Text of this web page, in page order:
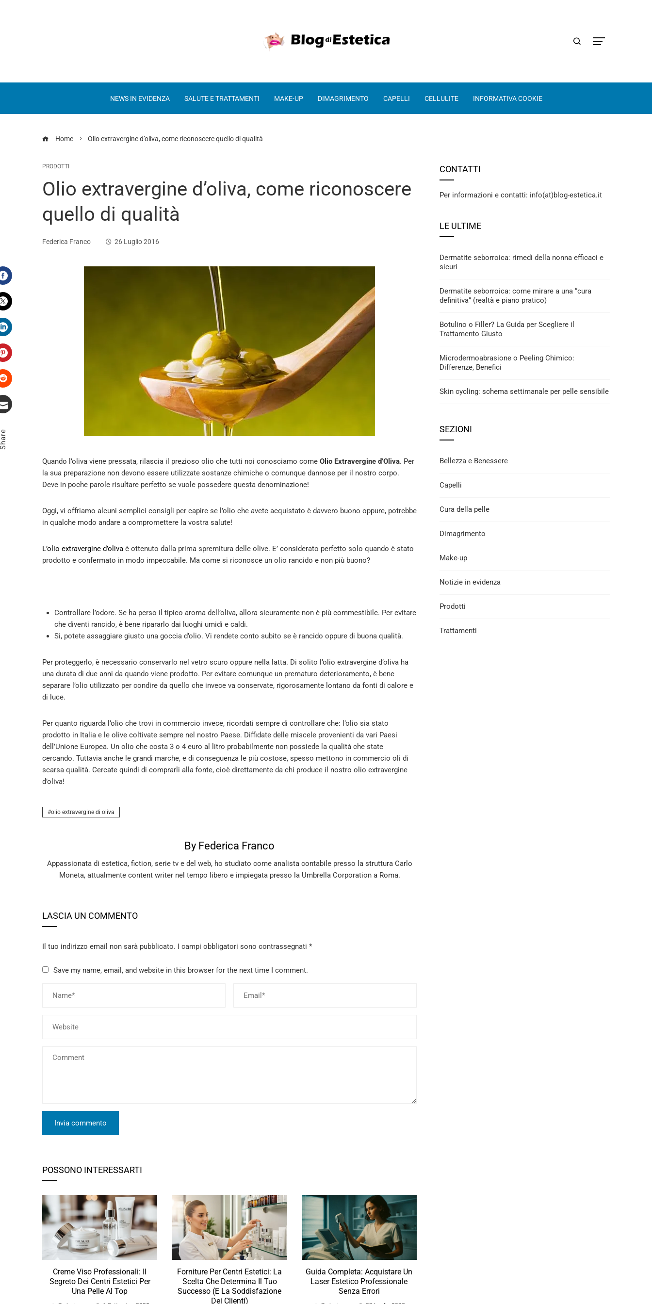
NEWS IN EVIDENZA SALUTE E TRATTAMENTI MAKE-UP DIMAGRIMENTO CAPELLI CELLULITE INFORMATIVA COOKIE
Home Olio extravergine d’oliva, come riconoscere quello di qualità
PRODOTTI
Olio extravergine d’oliva, come riconoscere
quello di qualità
Federica Franco 26 Luglio 2016
Facebook
Twitter
LinkedIn
Pinterest
Stumbleupon
Quando l’oliva viene pressata, rilascia il prezioso olio che tutti noi conosciamo come Olio Extravergine d’Oliva. Per
la sua preparazione non devono essere utilizzate sostanze chimiche o comunque dannose per il nostro corpo.
Deve in poche parole risultare perfetto se vuole possedere questa denominazione!
Oggi, vi offriamo alcuni semplici consigli per capire se l’olio che avete acquistato è davvero buono oppure, potrebbe
in qualche modo andare a compromettere la vostra salute!
L’olio extravergine d’oliva è ottenuto dalla prima spremitura delle olive. E’ considerato perfetto solo quando è stato
prodotto e confermato in modo impeccabile. Ma come si riconosce un olio rancido e non più buono?
Controllare l’odore. Se ha perso il tipico aroma dell’oliva, allora sicuramente non è più commestibile. Per evitare
che diventi rancido, è bene ripararlo dai luoghi umidi e caldi.
Si, potete assaggiare giusto una goccia d’olio. Vi rendete conto subito se è rancido oppure di buona qualità.
Per proteggerlo, è necessario conservarlo nel vetro scuro oppure nella latta. Di solito l’olio extravergine d’oliva ha
una durata di due anni da quando viene prodotto. Per evitare comunque un prematuro deterioramento, è bene
separare l’olio utilizzato per condire da quello che invece va conservate, rigorosamente lontano da fonti di calore e
di luce.
Per quanto riguarda l’olio che trovi in commercio invece, ricordati sempre di controllare che: l’olio sia stato
prodotto in Italia e le olive coltivate sempre nel nostro Paese. Diffidate delle miscele provenienti da vari Paesi
dell’Unione Europea. Un olio che costa 3 o 4 euro al litro probabilmente non possiede la qualità che state
cercando. Tuttavia anche le grandi marche, e di conseguenza le più costose, spesso mettono in commercio oli di
scarsa qualità. Cercate quindi di comprarli alla fonte, cioè direttamente da chi produce il nostro olio extravergine
d’oliva!
olio extravergine di oliva
By Federica Franco
Appassionata di estetica, fiction, serie tv e del web, ho studiato come analista contabile presso la struttura Carlo
Moneta, attualmente content writer nel tempo libero e impiegata presso la Umbrella Corporation a Roma.
LASCIA UN COMMENTO
Il tuo indirizzo email non sarà pubblicato. I campi obbligatori sono contrassegnati *
Save my name, email, and website in this browser for the next time I comment.
POSSONO INTERESSARTI
Creme Viso Professionali: Il
Segreto Dei Centri Estetici Per
Una Pelle Al Top
Forniture Per Centri Estetici: La
Scelta Che Determina Il Tuo
Successo (e La Soddisfazione
Dei Clienti)
Guida Completa: Acquistare Un
Laser Estetico Professionale
Senza Errori
CONTATTI
Per informazioni e contatti: info(at)blog-estetica.it
LE ULTIME
Dermatite seborroica: rimedi della nonna efficaci e
sicuri
Dermatite seborroica: come mirare a una “cura
definitiva” (realtà e piano pratico)
Botulino o Filler? La Guida per Scegliere il
Trattamento Giusto
Microdermoabrasione o Peeling Chimico:
Differenze, Benefici
Skin cycling: schema settimanale per pelle sensibile
SEZIONI
Bellezza e Benessere
Capelli
Cura della pelle
Dimagrimento
Make-up
Notizie in evidenza
Prodotti
Trattamenti